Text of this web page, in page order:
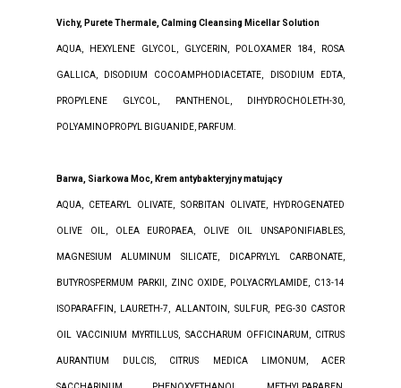
Vichy, Purete Thermale, Calming Cleansing Micellar Solution
AQUA, HEXYLENE GLYCOL, GLYCERIN, POLOXAMER 184, ROSA
GALLICA, DISODIUM COCOAMPHODIACETATE, DISODIUM EDTA,
PROPYLENE GLYCOL, PANTHENOL, DIHYDROCHOLETH-30,
POLYAMINOPROPYL BIGUANIDE, PARFUM.
Barwa, Siarkowa Moc, Krem antybakteryjny matujący
AQUA, CETEARYL OLIVATE, SORBITAN OLIVATE, HYDROGENATED
OLIVE OIL, OLEA EUROPAEA, OLIVE OIL UNSAPONIFIABLES,
MAGNESIUM ALUMINUM SILICATE, DICAPRYLYL CARBONATE,
BUTYROSPERMUM PARKII, ZINC OXIDE, POLYACRYLAMIDE, C13-14
ISOPARAFFIN, LAURETH-7, ALLANTOIN, SULFUR, PEG-30 CASTOR
OIL VACCINIUM MYRTILLUS, SACCHARUM OFFICINARUM, CITRUS
AURANTIUM DULCIS, CITRUS MEDICA LIMONUM, ACER